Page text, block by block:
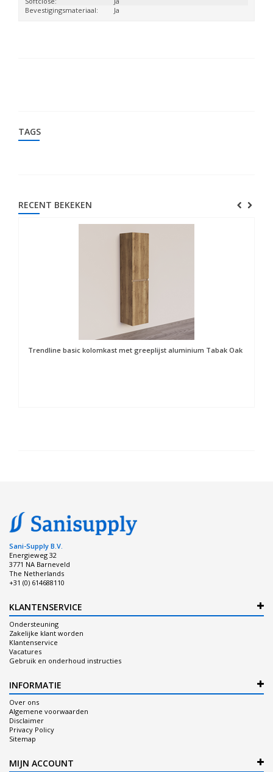
Bevestigingsmateriaal:
Ja
TAGS
RECENT BEKEKEN
Trendline basic kolomkast met greeplijst aluminium Tabak Oak
Sani-Supply B.V.
Energieweg 32
3771 NA Barneveld
The Netherlands
+31 (0) 614688110
KLANTENSERVICE
Ondersteuning
Zakelijke klant worden
Klantenservice
Vacatures
Gebruik en onderhoud instructies
INFORMATIE
Over ons
Algemene voorwaarden
Disclaimer
Privacy Policy
Sitemap
MIJN ACCOUNT